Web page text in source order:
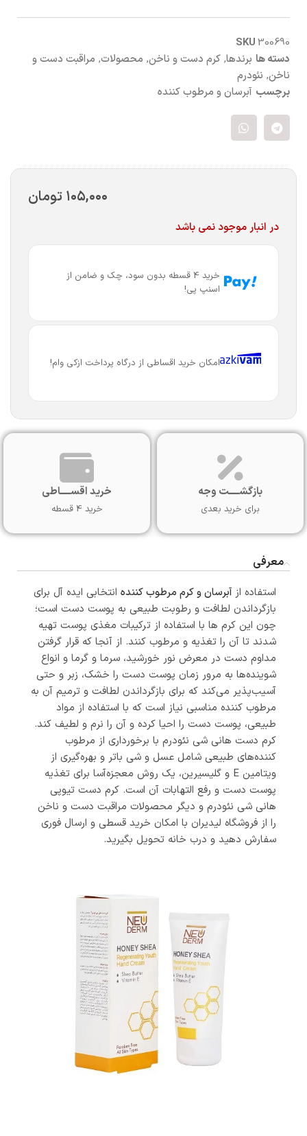
SKU300690
دسته ها برندها, کرم دست و ناخن, محصولات, مراقبت دست و
ناخن, نئودرم
برچسب آبرسان و مرطوب کننده
۱۰۵,۰۰۰ تومان
در انبار موجود نمی باشد
خرید 4 قسطه بدون سود، چک و ضامن از
اسنپ پی!
امکان خرید اقساطی از درگاه پرداخت ازکی وام!
بازگشـــــت وجه
برای خرید بعدی
خرید اقســـــاطی
خرید 4 قسطه
معرفی
استفاده از آبرسان و کرم مرطوب کننده انتخابی ایده آل برای
بازگرداندن لطافت و رطوبت طبیعی به پوست دست است؛
چون این کرم ها با استفاده از ترکیبات مغذی پوست تهیه
شدند تا آن را تغذیه و مرطوب کنند. از آنجا که قرار گرفتن
مداوم دست در معرض نور خورشید، سرما و گرما و انواع
شوینده‌ها به مرور زمان پوست دست را خشک، زبر و حتی
آسیب‌پذیر می‌کند که برای بازگرداندن لطافت و ترمیم آن به
مرطوب کننده مناسبی نیاز است که با استفاده از مواد
طبیعی، پوست دست را احیا کرده و آن را نرم و لطیف کند.
کرم دست هانی شی نئودرم با برخورداری از مرطوب
کننده‌‌های طبیعی شامل عسل و شی باتر و بهره‌گیری از
ویتامین E و گلیسیرین، یک روش معجزه‌آسا برای تغذیه
پوست دست و رفع التهابات آن است. کرم دست تیوپی
هانی شی نئودرم و دیگر محصولات مراقبت دست و ناخن
را از فروشگاه لیدیران با امکان خرید قسطی و ارسال فوری
سفارش دهید و درب خانه تحویل بگیرید.